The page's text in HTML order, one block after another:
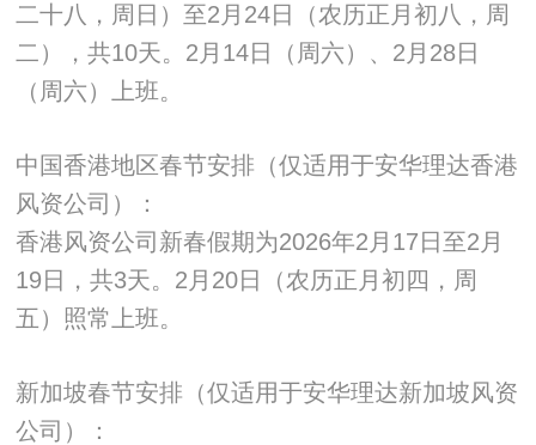
二十八，周日）至2月24日（农历正月初八，周
二），共10天。2月14日（周六）、2月28日
（周六）上班。
中国香港地区春节安排（仅适用于安华理达香港
风资公司）：
香港风资公司新春假期为2026年2月17日至2月
19日，共3天。2月20日（农历正月初四，周
五）照常上班。
新加坡春节安排（仅适用于安华理达新加坡风资
公司）：